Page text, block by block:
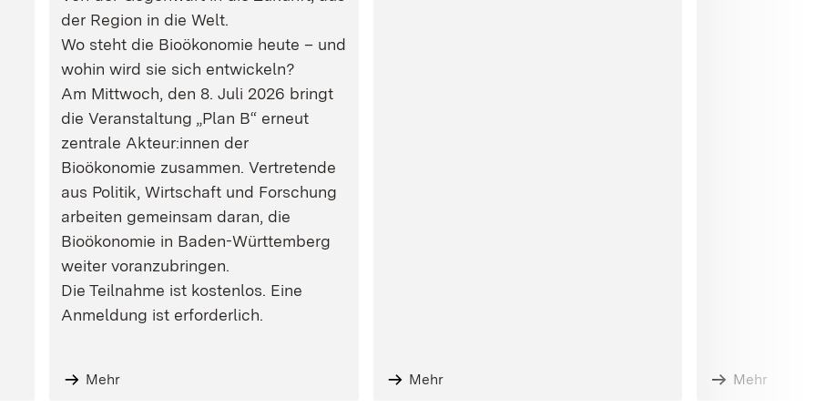
der Region in die Welt.
Wo steht die Bioökonomie heute – und
wohin wird sie sich entwickeln?
Am Mittwoch, den 8. Juli 2026 bringt
die Veranstaltung „Plan B“ erneut
zentrale Akteur:innen der
Bioökonomie zusammen. Vertretende
aus Politik, Wirtschaft und Forschung
arbeiten gemeinsam daran, die
Bioökonomie in Baden-Württemberg
weiter voranzubringen.
Die Teilnahme ist kostenlos. Eine
Anmeldung ist erforderlich.
Mehr Mehr Mehr